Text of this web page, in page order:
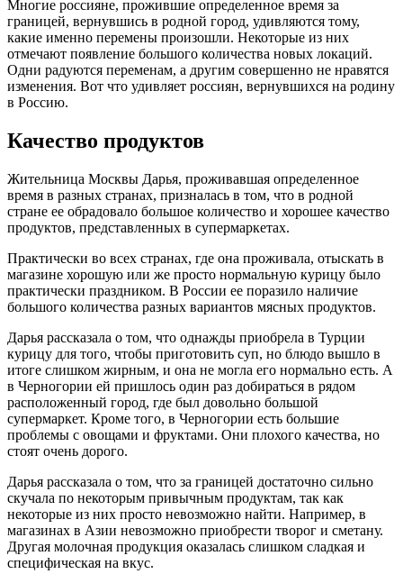
Многие россияне, прожившие определенное время за
границей, вернувшись в родной город, удивляются тому,
какие именно перемены произошли. Некоторые из них
отмечают появление большого количества новых локаций.
Одни радуются переменам, а другим совершенно не нравятся
изменения. Вот что удивляет россиян, вернувшихся на родину
в Россию.
Качество продуктов
Жительница Москвы Дарья, проживавшая определенное
время в разных странах, призналась в том, что в родной
стране ее обрадовало большое количество и хорошее качество
продуктов, представленных в супермаркетах.
Практически во всех странах, где она проживала, отыскать в
магазине хорошую или же просто нормальную курицу было
практически праздником. В России ее поразило наличие
большого количества разных вариантов мясных продуктов.
Дарья рассказала о том, что однажды приобрела в Турции
курицу для того, чтобы приготовить суп, но блюдо вышло в
итоге слишком жирным, и она не могла его нормально есть. А
в Черногории ей пришлось один раз добираться в рядом
расположенный город, где был довольно большой
супермаркет. Кроме того, в Черногории есть большие
проблемы с овощами и фруктами. Они плохого качества, но
стоят очень дорого.
Дарья рассказала о том, что за границей достаточно сильно
скучала по некоторым привычным продуктам, так как
некоторые из них просто невозможно найти. Например, в
магазинах в Азии невозможно приобрести творог и сметану.
Другая молочная продукция оказалась слишком сладкая и
специфическая на вкус.